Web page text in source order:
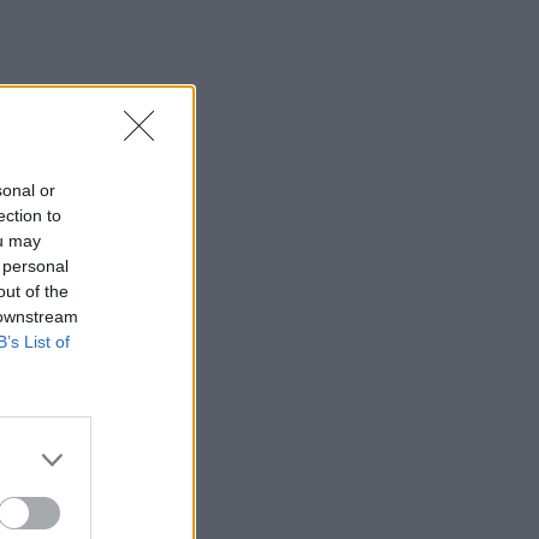
or
to
may
of the
List of
Κυψέλη: Η πρώτη δήλωση της
οικογένειας της 38χρονης Λίζα που